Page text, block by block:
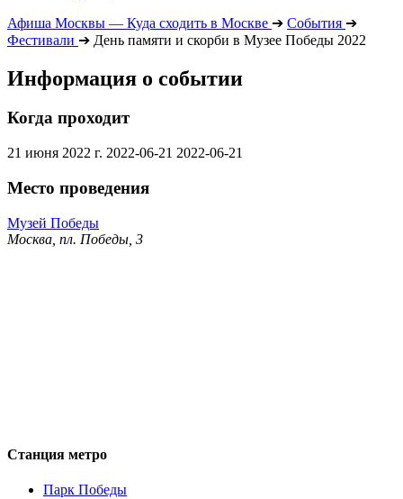
Афиша Москвы — Куда сходить в Москве ➔ События ➔
Фестивали ➔ День памяти и скорби в Музее Победы 2022
Информация о событии
Когда проходит
21 июня 2022 г. 2022-06-21 2022-06-21
Место проведения
Музей Победы
Москва, пл. Победы, 3
Станция метро
Парк Победы